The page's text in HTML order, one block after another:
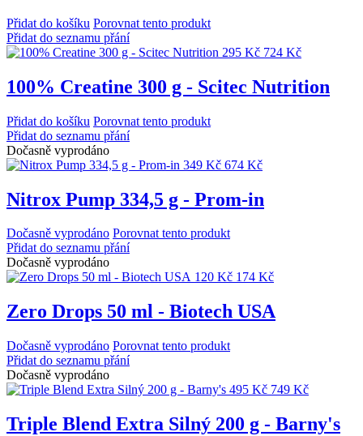
Přidat do košíku Porovnat tento produkt
Přidat do seznamu přání
295 Kč 724 Kč
100% Creatine 300 g - Scitec Nutrition
Přidat do košíku Porovnat tento produkt
Přidat do seznamu přání
Dočasně vyprodáno
349 Kč 674 Kč
Nitrox Pump 334,5 g - Prom-in
Dočasně vyprodáno Porovnat tento produkt
Přidat do seznamu přání
Dočasně vyprodáno
120 Kč 174 Kč
Zero Drops 50 ml - Biotech USA
Dočasně vyprodáno Porovnat tento produkt
Přidat do seznamu přání
Dočasně vyprodáno
495 Kč 749 Kč
Triple Blend Extra Silný 200 g - Barny's